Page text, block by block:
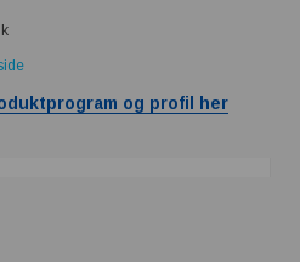
og profil her